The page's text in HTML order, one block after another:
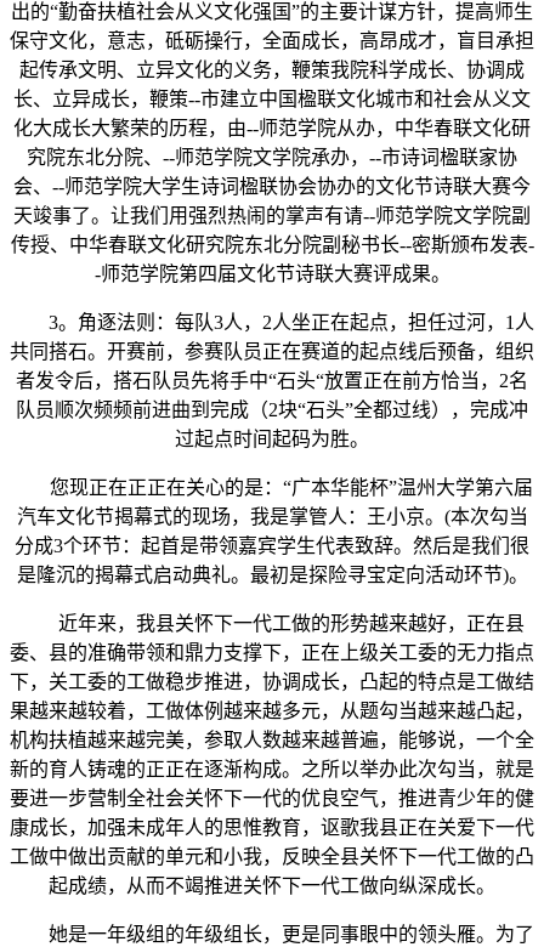
出的“勤奋扶植社会从义文化强国”的主要计谋方针，提高师生
保守文化，意志，砥砺操行，全面成长，高昂成才，盲目承担
起传承文明、立异文化的义务，鞭策我院科学成长、协调成
长、立异成长，鞭策--市建立中国楹联文化城市和社会从义文
化大成长大繁荣的历程，由--师范学院从办，中华春联文化研
究院东北分院、--师范学院文学院承办，--市诗词楹联家协
会、--师范学院大学生诗词楹联协会协办的文化节诗联大赛今
天竣事了。让我们用强烈热闹的掌声有请--师范学院文学院副
传授、中华春联文化研究院东北分院副秘书长--密斯颁布发表-
-师范学院第四届文化节诗联大赛评成果。
3。角逐法则：每队3人，2人坐正在起点，担任过河，1人
共同搭石。开赛前，参赛队员正在赛道的起点线后预备，组织
者发令后，搭石队员先将手中“石头“放置正在前方恰当，2名
队员顺次频频前进曲到完成（2块“石头”全都过线），完成冲
过起点时间起码为胜。
您现正在正正在关心的是：“广本华能杯”温州大学第六届
汽车文化节揭幕式的现场，我是掌管人：王小京。(本次勾当
分成3个环节：起首是带领嘉宾学生代表致辞。然后是我们很
是隆沉的揭幕式启动典礼。最初是探险寻宝定向活动环节)。
近年来，我县关怀下一代工做的形势越来越好，正在县
委、县的准确带领和鼎力支撑下，正在上级关工委的无力指点
下，关工委的工做稳步推进，协调成长，凸起的特点是工做结
果越来越较着，工做体例越来越多元，从题勾当越来越凸起，
机构扶植越来越完美，参取人数越来越普遍，能够说，一个全
新的育人铸魂的正正在逐渐构成。之所以举办此次勾当，就是
要进一步营制全社会关怀下一代的优良空气，推进青少年的健
康成长，加强未成年人的思惟教育，讴歌我县正在关爱下一代
工做中做出贡献的单元和小我，反映全县关怀下一代工做的凸
起成绩，从而不竭推进关怀下一代工做向纵深成长。
她是一年级组的年级组长，更是同事眼中的领头雁。为了